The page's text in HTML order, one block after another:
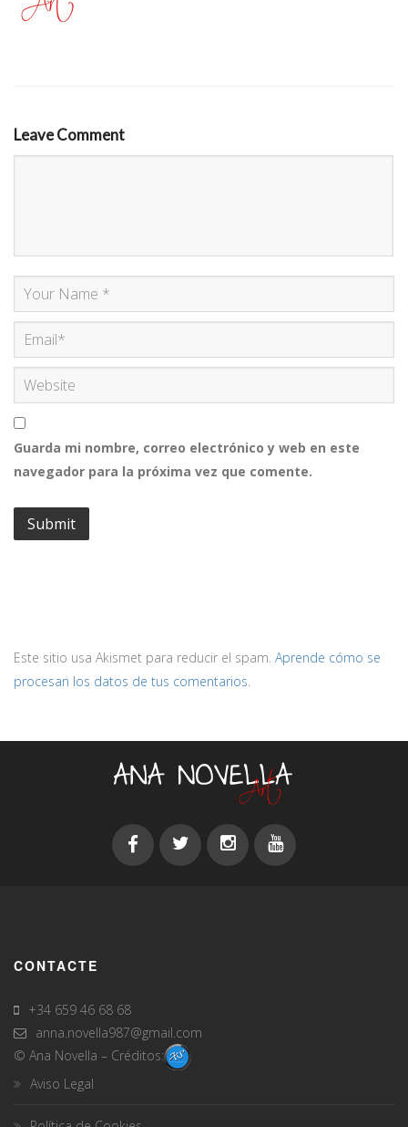
Leave Comment
Guarda mi nombre, correo electrónico y web en este
navegador para la próxima vez que comente.
Este sitio usa Akismet para reducir el spam. Aprende cómo se
procesan los datos de tus comentarios.
CONTACTE
+34 659 46 68 68
anna.novella987@gmail.com
© Ana Novella – Créditos:
Aviso Legal